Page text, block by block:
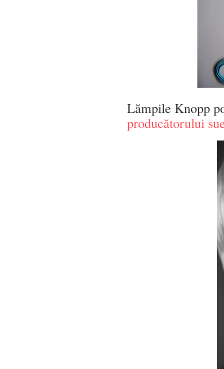
Lămpile Knopp
producătorului